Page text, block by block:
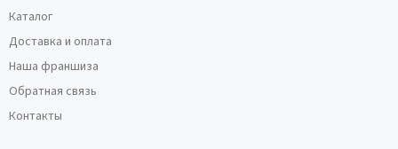
Каталог
Доставка и оплата
Наша франшиза
Обратная связь
Контакты